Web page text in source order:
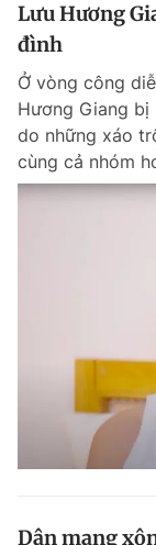
Lưu Hương
đình
Ở vòng công
Hương Giang
do những xáo
cùng cả nhóm
Dân mạng